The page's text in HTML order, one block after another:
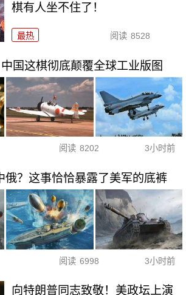
棋有人坐不住了！
最热 阅读 8528
中国这棋彻底颠覆全球工业版图
阅读 8202 3小时前
俄？这事恰恰暴露了美军的底裤
阅读 6998 3小时前
向特朗普同志致敬！美政坛上演